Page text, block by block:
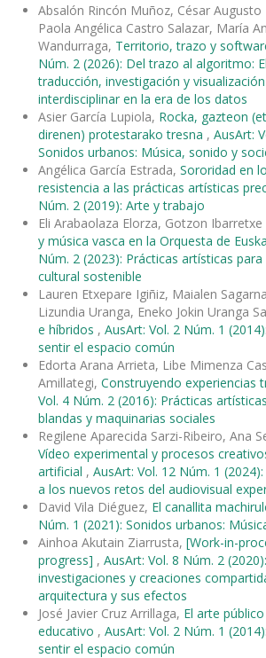
Absalón Rincón Muñoz, César
Paola Angélica Castro Salazar, María
Wandurraga, Territorio, trazo y
Núm. 2 (2026): Del trazo al algoritmo:
traducción, investigación y
interdisciplinar en la era de los datos
Asier García Lupiola, Rocka, gazteon
direnen) protestarako tresna , AusArt:
Sonidos urbanos: Música, sonido y
Angélica García Estrada, Sororidad en
resistencia a las prácticas artísticas
Núm. 2 (2019): Arte y trabajo
Eli Arabaolaza Elorza, Gotzon
y música vasca en la Orquesta de
Núm. 2 (2023): Prácticas artísticas
cultural sostenible
Lauren Etxepare Igiñiz, Maialen
Lizundia Uranga, Eneko Jokin Uranga
e híbridos , AusArt: Vol. 2 Núm. 1
sentir el espacio común
Edorta Arana Arrieta, Libe Mimenza
Amillategi, Construyendo experiencias
Vol. 4 Núm. 2 (2016): Prácticas
blandas y maquinarias sociales
Regilene Aparecida Sarzi-Ribeiro, Ana
Vídeo experimental y procesos
artificial , AusArt: Vol. 12 Núm. 1
a los nuevos retos del audiovisual
David Vila Diéguez, El canallita
Núm. 1 (2021): Sonidos urbanos:
Ainhoa Akutain Ziarrusta, [Work-in-
progress] , AusArt: Vol. 8 Núm. 2
investigaciones y creaciones
arquitectura y sus efectos
José Javier Cruz Arrillaga, El arte
educativo , AusArt: Vol. 2 Núm. 1
sentir el espacio común